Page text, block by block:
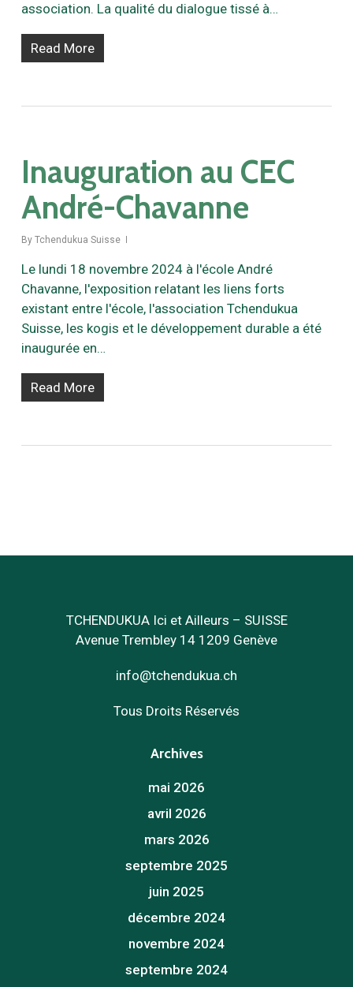
association. La qualité du dialogue tissé à…
Read More
Inauguration au CEC
André-Chavanne
By Tchendukua Suisse
Le lundi 18 novembre 2024 à l'école André
Chavanne, l'exposition relatant les liens forts
existant entre l'école, l'association Tchendukua
Suisse, les kogis et le développement durable a été
inaugurée en…
Read More
TCHENDUKUA Ici et Ailleurs – SUISSE
Avenue Trembley 14 1209 Genève
info@tchendukua.ch
Tous Droits Réservés
Archives
mai 2026
avril 2026
mars 2026
septembre 2025
juin 2025
décembre 2024
novembre 2024
septembre 2024